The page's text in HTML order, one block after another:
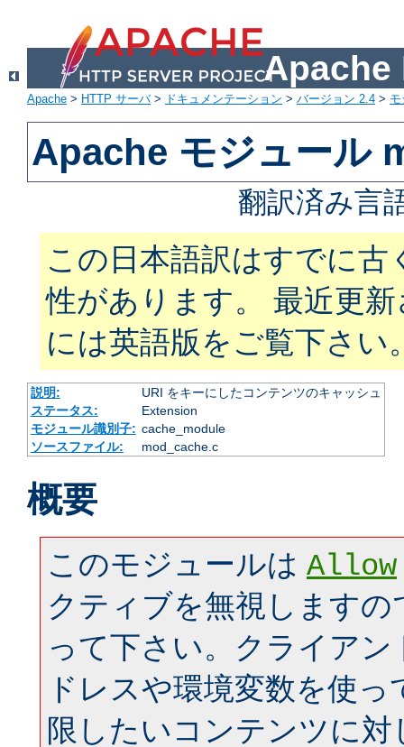
Apache
Apache > HTTP サーバ> ドキュメンテーション > バージョン 2.4 >
Apache モジュール
翻訳済み言
この日本語訳はすでに古
性があります。 最近更
には英語版をご覧下さい
説明:
URI をキーにしたコンテンツのキャッシュ
ステータス:
Extension
モジュール識別子: cache_module
ソースファイル:
mod_cache.c
概要
このモジュールは Allow
クティブを無視しますの
って下さい。クライア
ドレスや環境変数を使
限したいコンテンツに